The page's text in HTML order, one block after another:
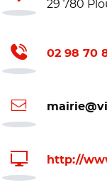
29 780
02 98 70
http://